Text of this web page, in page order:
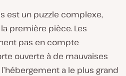
est un puzzle complexe,
première pièce. Les
pas en compte
ouverte à de mauvaises
a le plus grand